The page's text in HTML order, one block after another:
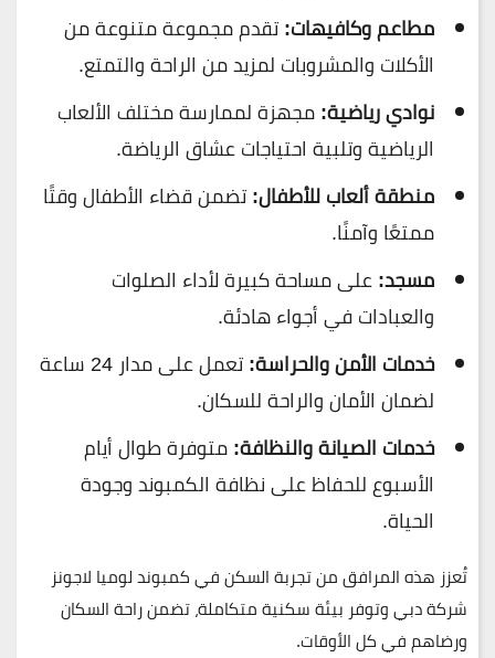
مطاعم وكافيهات:تقدم مجموعة متنوعة من
الأكلات والمشروبات لمزيد من الراحة والتمتع.
نوادي رياضية:مجهزة لممارسة مختلف الألعاب
الرياضية وتلبية احتياجات عشاق الرياضة.
منطقة ألعاب للأطفال:تضمن قضاء الأطفال وقتًا
ممتعًا وآمنًا.
مسجد:على مساحة كبيرة لأداء الصلوات
والعبادات في أجواء هادئة.
خدمات الأمن والحراسة:
تعمل على مدار 24 ساعة
لضمان الأمان والراحة للسكان.
خدمات الصيانة والنظافة:متوفرة طوال أيام
الأسبوع للحفاظ على نظافة الكمبوند وجودة
الحياة.
تُعزز هذه المرافق من تجربة السكن فيكمبوند لوميا لاجونز
شركة دبيوتوفر بيئة سكنية متكاملة، تضمن راحة السكان
ورضاهم في كل الأوقات.